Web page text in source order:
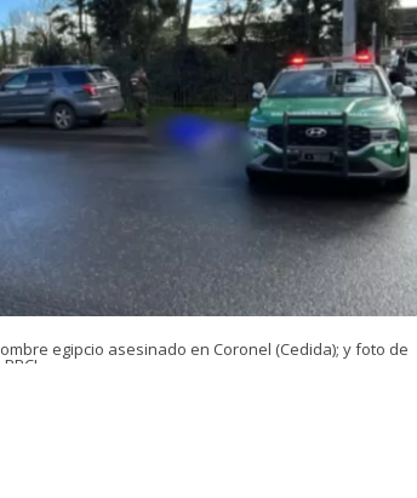
egipcio asesinado en Coronel (Cedida); y foto de